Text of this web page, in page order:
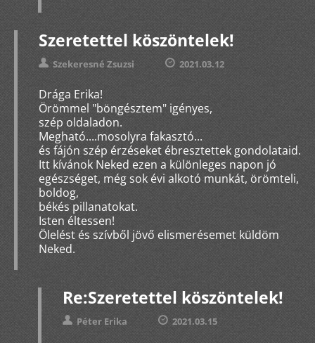
Szeretettel köszöntelek!
Szekeresné Zsuzsi 2021.03.12
Drága Erika!
Örömmel "böngésztem" igényes,
szép oldaladon.
Megható....mosolyra fakasztó...
és fájón szép érzéseket ébresztettek gondolataid.
Itt kívánok Neked ezen a különleges napon jó
egészséget, még sok évi alkotó munkát, örömteli,
boldog,
békés pillanatokat.
Isten éltessen!
Ölelést és szívből jövő elismerésemet küldöm
Neked.
Re:Szeretettel köszöntelek!
Péter Erika 2021.03.15